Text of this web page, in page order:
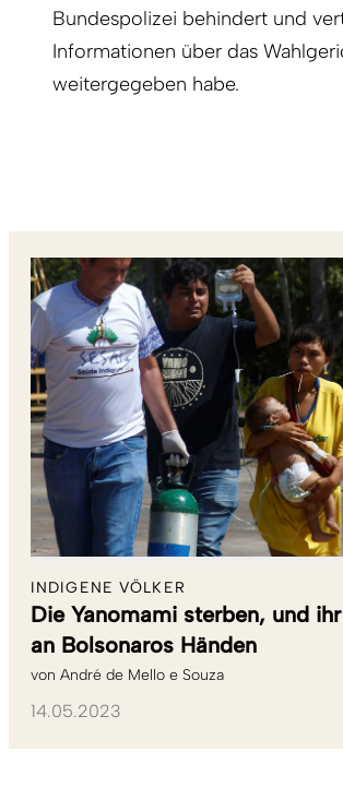
Bundespolizei behindert und
Informationen über das
weitergegeben habe.
INDIGENE VÖLKER
Die Yanomami sterben, und
an Bolsonaros Händen
von André de Mello e Souza
14.05.2023